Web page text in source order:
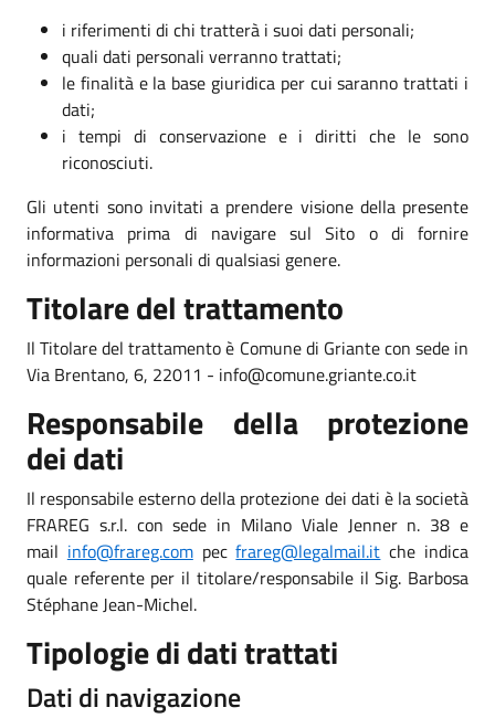
i riferimenti di chi tratterà i suoi dati personali;
quali dati personali verranno trattati;
le finalità e la base giuridica per cui saranno trattati i
dati;
i tempi di conservazione e i diritti che le sono
riconosciuti.
Gli utenti sono invitati a prendere visione della presente
informativa prima di navigare sul Sito o di fornire
informazioni personali di qualsiasi genere.
Titolare del trattamento
Il Titolare del trattamento è Comune di Griante con sede in
Via Brentano, 6, 22011 - info@comune.griante.co.it
Responsabile della protezione
dei dati
Il responsabile esterno della protezione dei dati è la società
FRAREG s.r.l. con sede in Milano Viale Jenner n. 38 e
mail info@frareg.compecfrareg@legalmail.it che indica
quale referente per il titolare/responsabile il Sig. Barbosa
Stéphane Jean-Michel.
Tipologie di dati trattati
Dati di navigazione